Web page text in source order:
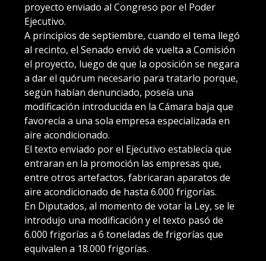
proyecto enviado al Congreso por el Poder
Ejecutivo.
A principios de septiembre, cuando el tema llegó
al recinto, el Senado envió de vuelta a Comisión
el proyecto, luego de que la oposición se negara
a dar el quórum necesario para tratarlo porque,
según habían denunciado, poseía una
modificación introducida en la Cámara baja que
favorecía a una sola empresa especializada en
aire acondicionado.
El texto enviado por el Ejecutivo establecía que
entraran en la promoción las empresas que,
entre otros artefactos, fabricaran aparatos de
aire acondicionado de hasta 6.000 frigorías.
En Diputados, al momento de votar la Ley, se le
introdujo una modificación y el texto pasó de
6.000 frigorías a 6 toneladas de frigorías que
equivalen a 18.000 frigorías.